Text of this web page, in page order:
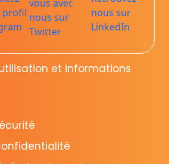
et informations